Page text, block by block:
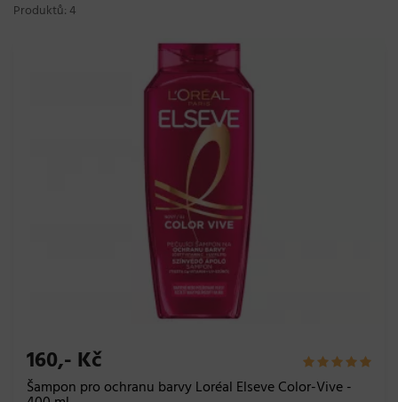
Produktů: 4
160,- Kč
Šampon pro ochranu barvy Loréal Elseve Color-Vive -